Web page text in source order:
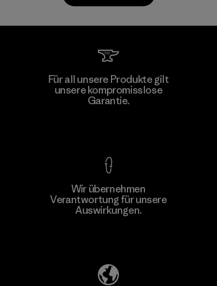
Toray International, Inc.
Material-supplier
Für all unsere Produkte gilt
unsere kompromisslose
Garantie.
Wir übernehmen
Verantwortung für unsere
Auswirkungen.